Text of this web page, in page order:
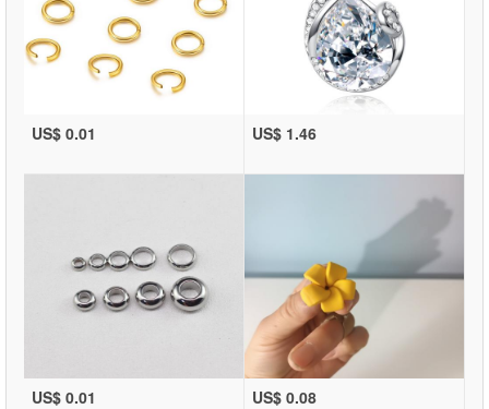
US$ 0.01 US$ 1.46
US$ 0.01 US$ 0.08